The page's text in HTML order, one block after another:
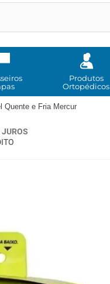
Produtos
Ortopédicos
Quente e Fria Mercur
agile